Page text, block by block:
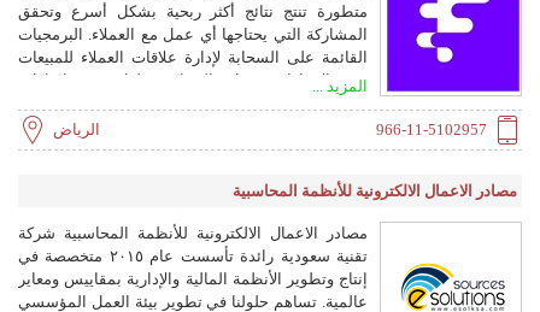
متطورة تنتج نتائج أكثر ربحية بشكل أسرع وتحقق
المشاركة التي يحتاجها أي عمل مع العملاء. البرمجيات
القائمة على السحابة لإدارة علاقات العملاء للمبيعات
ونمو الإيرادات وحدات المحادثة حلول VOIP إضافات
سواء كان ذلك لنظام Android أو iOS ، يمكن الوصول
إلى جميع حلول البرامج عبر الإنترنت ومن خلال
في Flash Lead. لدعم الأعمال التجارية على مستوى
تطوير الحلول باللغتين الإنجليزية والعربية.
المزيد ...
966-11-5102957 الرياض
مصادر الاعمال الالكترونية للأنظمة المحاسبية
مصادر الاعمال الالكترونية للأنظمة المحاسبية شركة
تقنية سعودية رائدة تأسست عام ٢٠١٥ متخصصة في
إنتاج وتطوير الأنظمة المالية والإدارية بمقاييس ومعاير
عالمية. تساهم حلولنا في تطوير بيئة العمل المؤسسي